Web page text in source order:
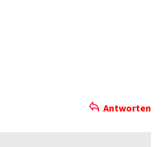
Antworten